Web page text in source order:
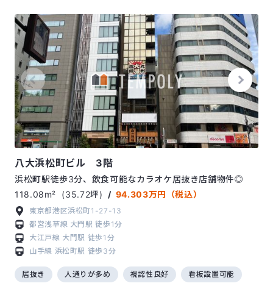
八大浜松町ビル 3階
浜松町駅徒歩3分、飲食可能なカラオケ居抜き店舗物件◎
118.08m²
(35.72坪) / 94.303万円（税込）
東京都港区浜松町1-27-13
都営浅草線 大門駅徒歩1分
大江戸線 大門駅 徒歩1分
山手線 浜松町駅 徒歩3分
居抜き 人通りが多め 視認性良好 看板設置可能